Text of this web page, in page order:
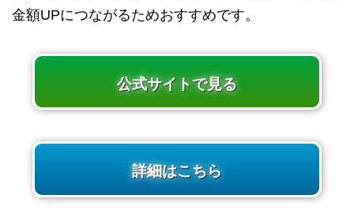
金額UPにつながるためおすすめです。
公式サイトで見る
詳細はこちら